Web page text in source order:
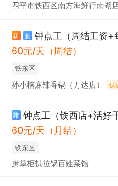
四平市铁西区南方海鲜行南湖
新 兼 钟点工（周结工资+
60元/天（周结）
铁东区
孙小楠麻辣香锅（万达店） 认
兼 钟点工（铁西店+活好干
60元/天（月结）
铁东区
厨掌柜扒拉锅百姓菜馆